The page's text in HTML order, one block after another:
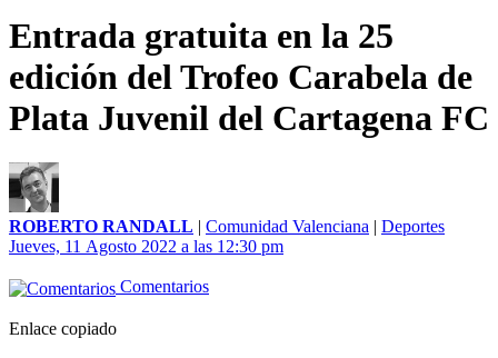
Entrada gratuita en la 25
edición del Trofeo Carabela de
Plata Juvenil del Cartagena FC
ROBERTO RANDALL | Comunidad Valenciana | Deportes
Jueves, 11 Agosto 2022 a las 12:30 pm
Comentarios
Enlace copiado